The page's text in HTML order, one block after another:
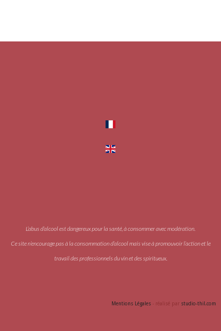
L’abus d’alcool est dangereux pour la santé, à consommer avec modération.
Ce site n’encourage pas à la consommation d’alcool mais vise à promouvoir l’action et le
travail des professionnels du vin et des spiritueux.
Mentions Légales - réalisé par studio-thil.com